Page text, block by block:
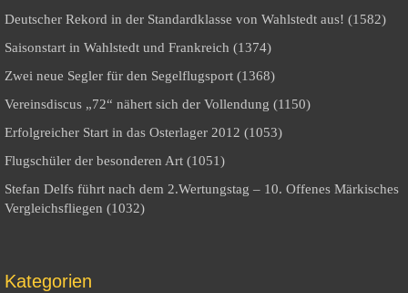
Deutscher Rekord in der Standardklasse von Wahlstedt aus! (1582)
Saisonstart in Wahlstedt und Frankreich (1374)
Zwei neue Segler für den Segelflugsport (1368)
Vereinsdiscus „72“ nähert sich der Vollendung (1150)
Erfolgreicher Start in das Osterlager 2012 (1053)
Flugschüler der besonderen Art (1051)
Stefan Delfs führt nach dem 2.Wertungstag – 10. Offenes Märkisches
Vergleichsfliegen (1032)
Kategorien